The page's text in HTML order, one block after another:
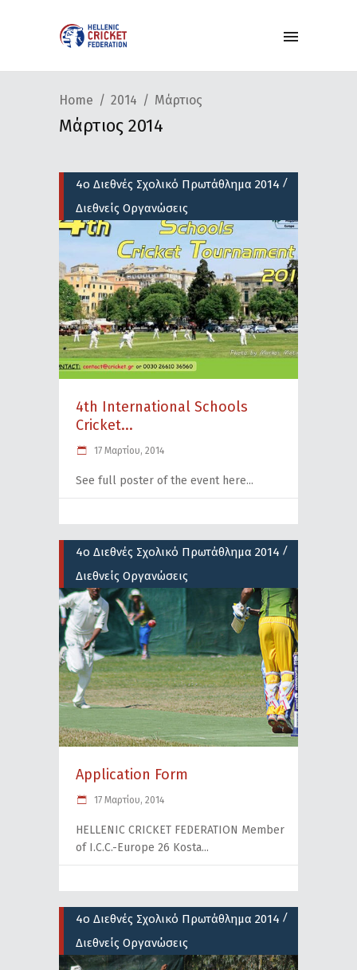
Home 2014 Μάρτιος
Μάρτιος 2014
4ο Διεθνές Σχολικό Πρωτάθλημα 2014 /
Διεθνείς Οργανώσεις
4th International Schools
Cricket...
17 Μαρτίου, 2014
See full poster of the event here
4ο Διεθνές Σχολικό Πρωτάθλημα 2014 /
Διεθνείς Οργανώσεις
Application Form
17 Μαρτίου, 2014
HELLENIC CRICKET FEDERATION Member
of I.C.C.-Europe 26 Kosta
4ο Διεθνές Σχολικό Πρωτάθλημα 2014 /
Διεθνείς Οργανώσεις